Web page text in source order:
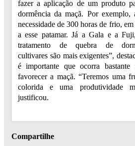
fazer a aplicação de um produto
dormência da maçã. Por
necessidade de 300 horas de frio,
a esse patamar. Já a Gala e a
tratamento de quebra de
cultivares são mais exigentes”,
é importante que ocorra
favorecer a maçã. “Teremos uma
colorida e uma produtividade
justificou.
Compartilhe